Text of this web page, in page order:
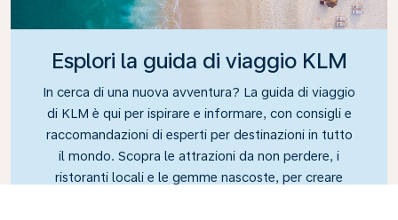
Esplori la guida di viaggio KLM
In cerca di una nuova avventura? La guida di viaggio
di KLM è qui per ispirare e informare, con consigli e
raccomandazioni di esperti per destinazioni in tutto
il mondo. Scopra le attrazioni da non perdere, i
ristoranti locali e le gemme nascoste, per creare